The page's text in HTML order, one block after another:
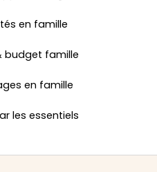
en famille
budget famille
en famille
les essentiels